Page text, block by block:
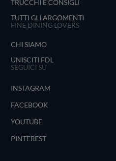
TRUCCHI E CONSIGLI
TUTTI GLI ARGOMENTI
FINE DINING LOVERS
CHI SIAMO
UNISCITI FDL
SEGUICI SU
INSTAGRAM
FACEBOOK
YOUTUBE
PINTEREST